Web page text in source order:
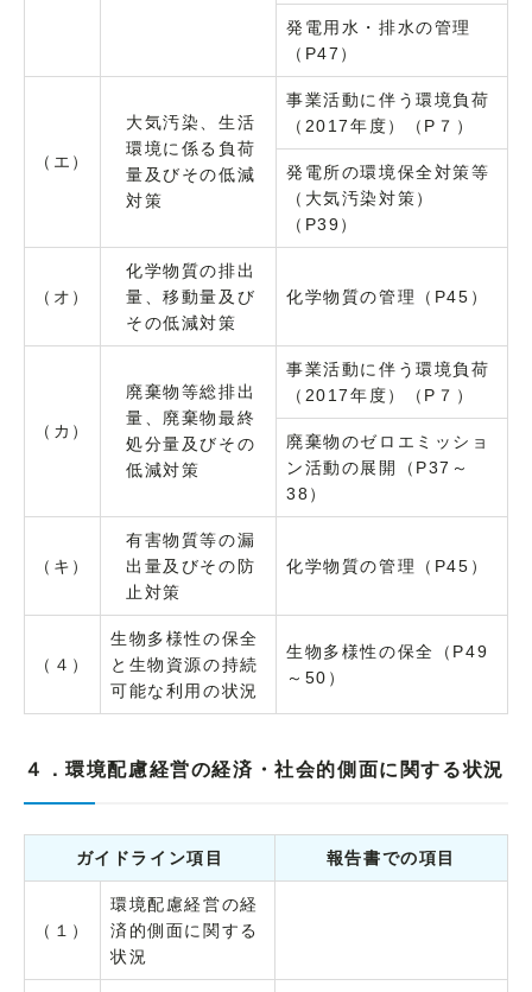
発電用水・排水の管理
（P47）
（エ）
大気汚染、生活
環境に係る負荷
量及びその低減
対策
事業活動に伴う環境負荷
（2017年度）（P７）
発電所の環境保全対策等
（大気汚染対策）
（P39）
（オ）
化学物質の排出
量、移動量及び
その低減対策
化学物質の管理（P45）
（カ）
廃棄物等総排出
量、廃棄物最終
処分量及びその
低減対策
事業活動に伴う環境負荷
（2017年度）（P７）
廃棄物のゼロエミッショ
ン活動の展開（P37～
38）
（キ）
有害物質等の漏
出量及びその防
止対策
化学物質の管理（P45）
（４）
生物多様性の保全
と生物資源の持続
可能な利用の状況
生物多様性の保全（P49
～50）
４．環境配慮経営の経済・社会的側面に関する状況
ガイドライン項目 報告書での項目
（１）
環境配慮経営の経
済的側面に関する
状況